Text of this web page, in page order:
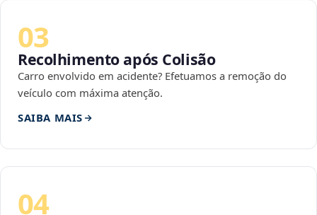
03
Recolhimento após Colisão
Carro envolvido em acidente? Efetuamos a remoção do
veículo com máxima atenção.
SAIBA MAIS
04